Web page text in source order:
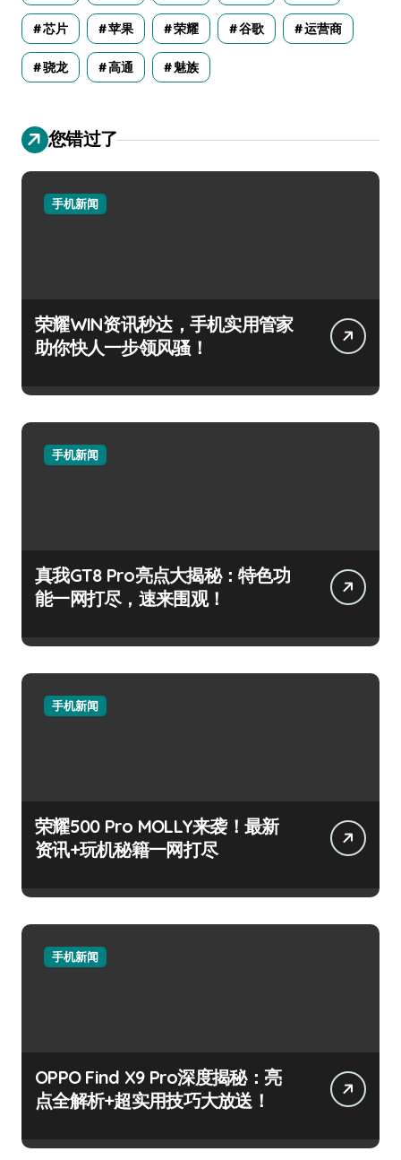
芯片 苹果 荣耀 谷歌 运营商
骁龙 高通 魅族
您错过了
手机新闻
荣耀WIN资讯秒达，手机实用管家
助你快人一步领风骚！
手机新闻
真我GT8 Pro亮点大揭秘：特色功
能一网打尽，速来围观！
手机新闻
荣耀500 Pro MOLLY来袭！最新
资讯+玩机秘籍一网打尽
手机新闻
OPPO Find X9 Pro深度揭秘：亮
点全解析+超实用技巧大放送！